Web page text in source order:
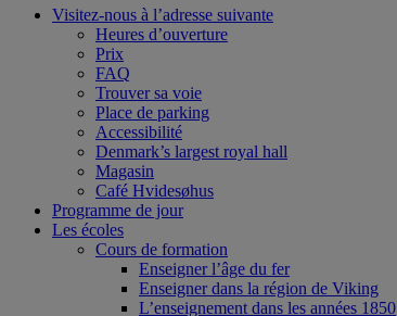
Visitez-nous à l’adresse suivante
Heures d’ouverture
Prix
FAQ
Trouver sa voie
Place de parking
Accessibilité
Denmark’s largest royal hall
Magasin
Café Hvidesøhus
Programme de jour
Les écoles
Cours de formation
Enseigner l’âge du fer
Enseigner dans la région de Viking
L’enseignement dans les années 1850